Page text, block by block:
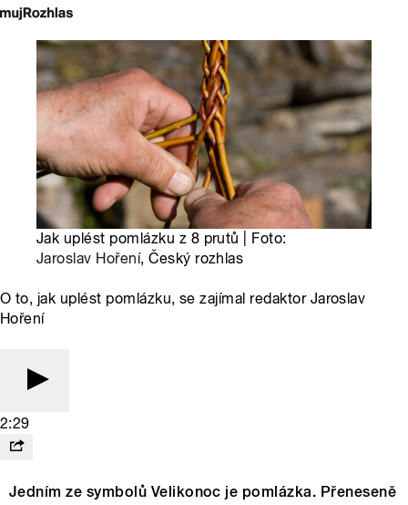
Jak uplést pomlázku z 8 prutů | Foto:
Jaroslav Hoření, Český rozhlas
O to, jak uplést pomlázku, se zajímal redaktor Jaroslav
Hoření
2:29
Jedním ze symbolů Velikonoc je pomlázka. Přeneseně